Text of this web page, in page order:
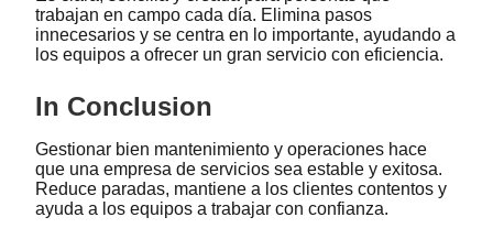
trabajan en campo cada día. Elimina pasos
innecesarios y se centra en lo importante, ayudando a
los equipos a ofrecer un gran servicio con eficiencia.
In Conclusion
Gestionar bien mantenimiento y operaciones hace
que una empresa de servicios sea estable y exitosa.
Reduce paradas, mantiene a los clientes contentos y
ayuda a los equipos a trabajar con confianza.